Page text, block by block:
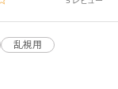
rating
乱視用